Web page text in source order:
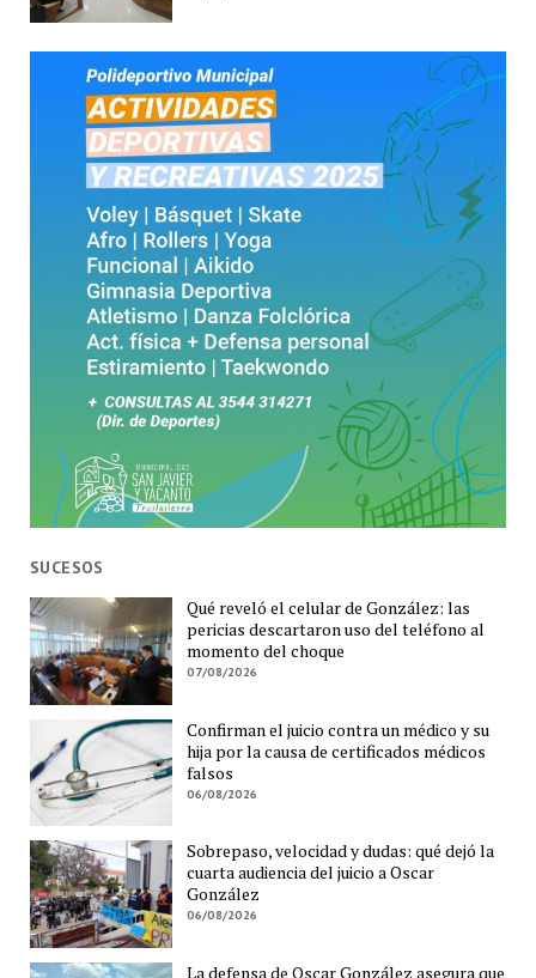
SUCESOS
Qué reveló el celular de González: las
pericias descartaron uso del teléfono al
momento del choque
07/08/2026
Confirman el juicio contra un médico y su
hija por la causa de certificados médicos
falsos
06/08/2026
Sobrepaso, velocidad y dudas: qué dejó la
cuarta audiencia del juicio a Oscar
González
06/08/2026
La defensa de Oscar González asegura que